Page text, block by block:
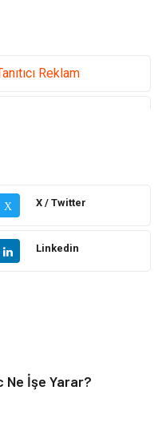
Reklam
İnşaat
X X / Twitter
Linkedin
Ne İşe Yarar?